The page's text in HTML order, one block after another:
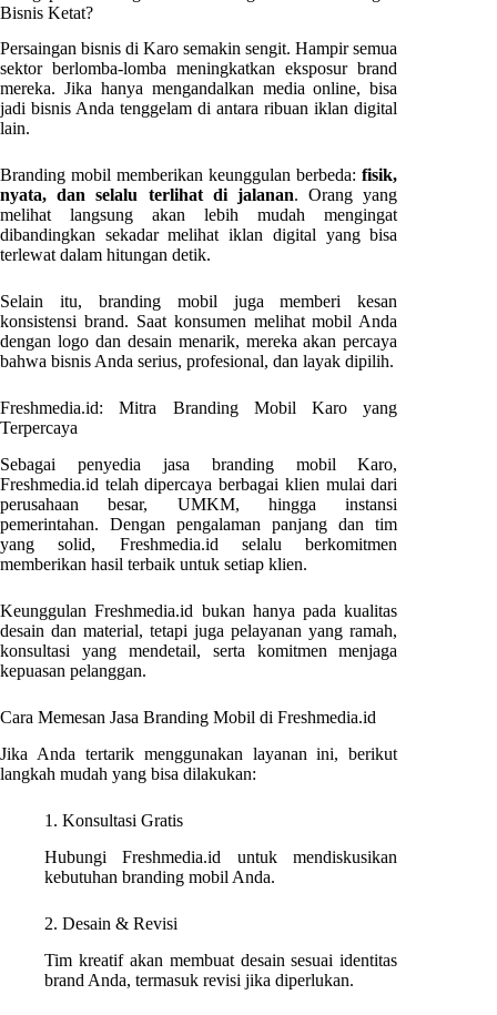
Bisnis Ketat?
Persaingan bisnis di Karo semakin sengit. Hampir semua
sektor berlomba-lomba meningkatkan eksposur brand
mereka. Jika hanya mengandalkan media online, bisa
jadi bisnis Anda tenggelam di antara ribuan iklan digital
lain.
Branding mobil memberikan keunggulan berbeda:fisik,
nyata, dan selalu terlihat di jalanan. Orang yang
melihat langsung akan lebih mudah mengingat
dibandingkan sekadar melihat iklan digital yang bisa
terlewat dalam hitungan detik.
Selain itu, branding mobil juga memberi kesan
konsistensi brand. Saat konsumen melihat mobil Anda
dengan logo dan desain menarik, mereka akan percaya
bahwa bisnis Anda serius, profesional, dan layak dipilih.
Freshmedia.id: Mitra Branding Mobil Karo yang
Terpercaya
Sebagai penyedia jasa branding mobil Karo,
Freshmedia.id telah dipercaya berbagai klien mulai dari
perusahaan besar, UMKM, hingga instansi
pemerintahan. Dengan pengalaman panjang dan tim
yang solid, Freshmedia.id selalu berkomitmen
memberikan hasil terbaik untuk setiap klien.
Keunggulan Freshmedia.id bukan hanya pada kualitas
desain dan material, tetapi juga pelayanan yang ramah,
konsultasi yang mendetail, serta komitmen menjaga
kepuasan pelanggan.
Cara Memesan Jasa Branding Mobil di Freshmedia.id
Jika Anda tertarik menggunakan layanan ini, berikut
langkah mudah yang bisa dilakukan:
1. Konsultasi Gratis
Hubungi Freshmedia.id untuk mendiskusikan
kebutuhan branding mobil Anda.
2. Desain & Revisi
Tim kreatif akan membuat desain sesuai identitas
brand Anda, termasuk revisi jika diperlukan.